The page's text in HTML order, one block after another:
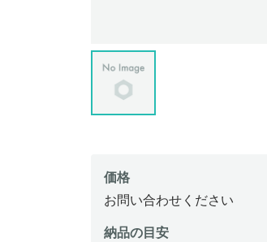
価格
お問い合わせください
納品の目安